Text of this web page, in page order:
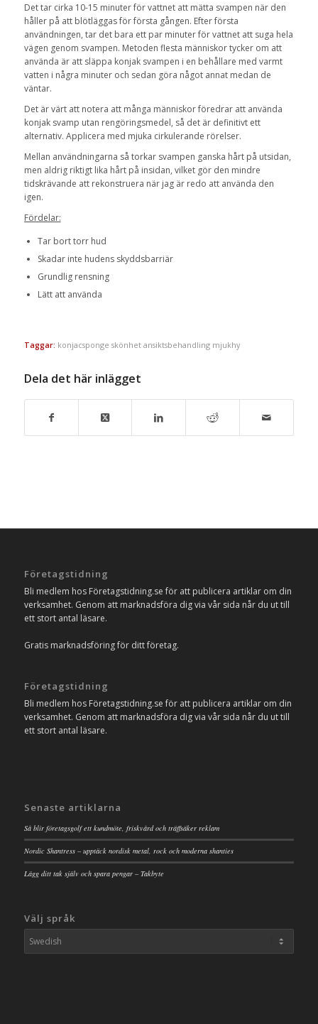
Det tar cirka 10-15 minuter för vattnet att mätta svampen när den
håller på att blötläggas för första gången. Efter första
användningen, tar det bara ett par minuter för vattnet att suga hela
vägen genom svampen. Metoden flesta människor tycker om att
använda är att släppa konjak svampen i en behållare med varmt
vatten i några minuter och sedan göra något annat medan de
väntar.
Det är värt att notera att många människor föredrar att använda
konjak svamp utan rengöringsmedel, så det är definitivt ett
alternativ. Applicera med mjuka cirkulerande rörelser.
Mellan användningarna så torkar svampen ganska hårt på utsidan,
men aldrig riktigt lika hårt på insidan, vilket gör den mindre
tidskrävande att rekonstruera när jag är redo att använda den
igen.
Fördelar:
Tar bort torr hud
Skadar inte hudens skyddsbarriär
Grundlig rensning
Lätt att använda
Taggar: konjacsponge skönhet ansiktsbehandling mjukhy
Dela det här inlägget
Företagstidning
Bli medlem hos Företagstidning.se för att publicera artiklar om din
verksamhet. Genom att marknadsföra dig via vår sida når du ut till
ett stort antal läsare.
Gratis marknadsföring för ditt företag.
Företagstidning
Bli medlem hos Företagstidning.se för att publicera artiklar om din
verksamhet. Genom att marknadsföra dig via vår sida når du ut till
ett stort antal läsare.
Senaste artiklarna
Så blir företagsgolf ett kundmöte, friskvård och träffsäker reklam
Nordic Shantress – upptäck nordisk metal, rock och moderna shanties
Lägg ditt tak själv och spara pengar – Takbyte
Välj språk